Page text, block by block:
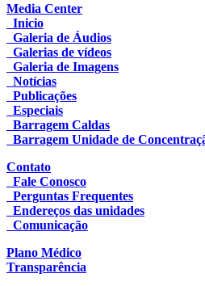
Media Center
Inicio
Galeria de Áudios
Galerias de vídeos
Galeria de Imagens
Notícias
Publicações
Especiais
Barragem Caldas
Barragem Unidade de
Contato
Fale Conosco
Perguntas Frequentes
Endereços das unidades
Comunicação
Plano Médico
Transparência